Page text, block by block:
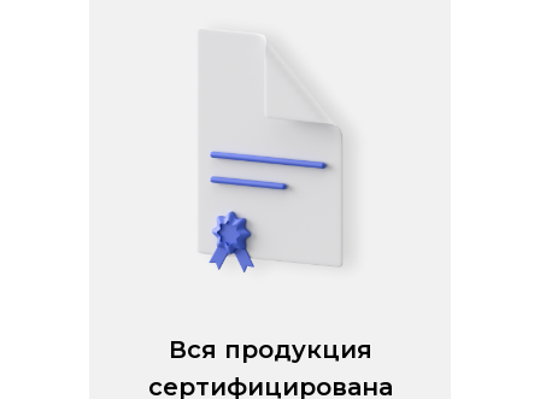
Вся продукция
сертифицирована